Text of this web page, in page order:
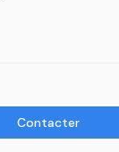
Contacter